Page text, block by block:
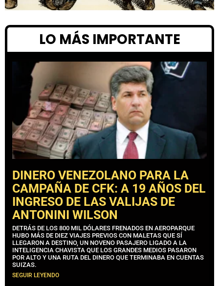
LO MÁS IMPORTANTE
DINERO VENEZOLANO PARA LA
CAMPAÑA DE CFK: A 19 AÑOS DEL
INGRESO DE LAS VALIJAS DE
ANTONINI WILSON
DETRÁS DE LOS 800 MIL DÓLARES FRENADOS EN AEROPARQUE
HUBO MÁS DE DIEZ VIAJES PREVIOS CON MALETAS QUE SÍ
LLEGARON A DESTINO, UN NOVENO PASAJERO LIGADO A LA
INTELIGENCIA CHAVISTA QUE LOS GRANDES MEDIOS PASARON
POR ALTO Y UNA RUTA DEL DINERO QUE TERMINABA EN CUENTAS
SUIZAS.
SEGUIR LEYENDO